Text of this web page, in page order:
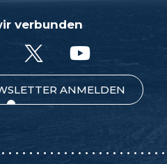
verbunden
ANMELDEN